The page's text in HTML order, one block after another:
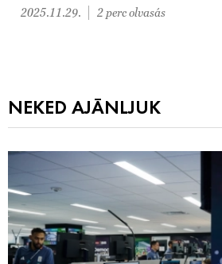
2025.11.29. 2 perc olvasás
NEKED AJÁNLJUK